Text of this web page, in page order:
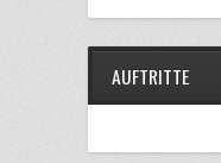
AUFTRITTE